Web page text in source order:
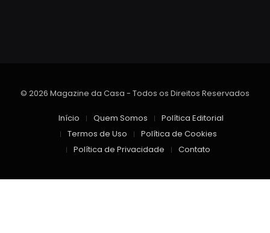
© 2026 Magazine da Casa - Todos os Direitos Reservados
Início Quem Somos
Política Editorial
Termos de Uso
Política de Cookies
Política de Privacidade
Contato